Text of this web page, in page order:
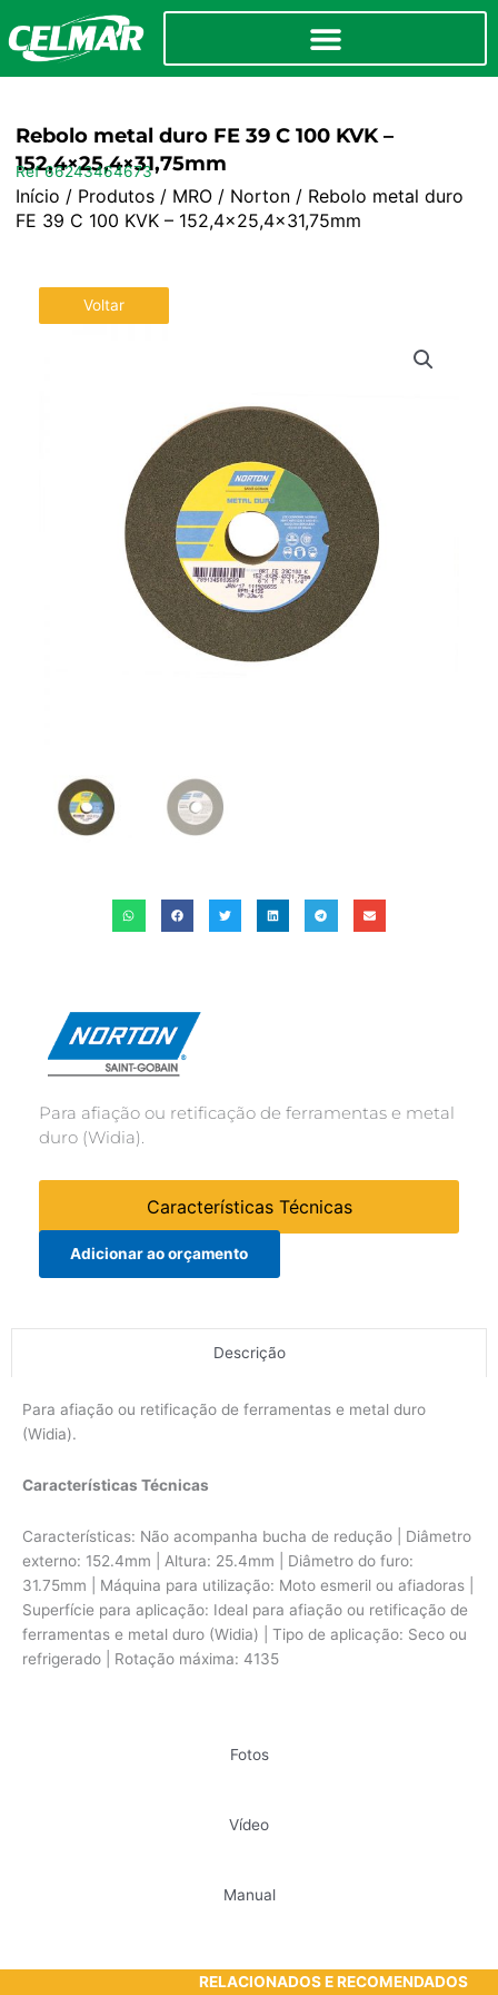
Rebolo metal duro FE 39 C 100 KVK –
152,4×25,4×31,75mm
Ref 66243464673
Início / Produtos/ MRO/ Norton/ Rebolo metal duro
FE 39 C 100 KVK – 152,4×25,4×31,75mm
Voltar
Para afiação ou retificação de ferramentas e metal
duro (Widia).
Características Técnicas
Adicionar ao orçamento
Descrição
Fotos
Vídeo
Manual
Para afiação ou retificação de ferramentas e metal duro
(Widia).
Características Técnicas
Características: Não acompanha bucha de redução | Diâmetro
externo: 152.4mm | Altura: 25.4mm | Diâmetro do furo:
31.75mm | Máquina para utilização: Moto esmeril ou afiadoras |
Superfície para aplicação: Ideal para afiação ou retificação de
ferramentas e metal duro (Widia) | Tipo de aplicação: Seco ou
refrigerado | Rotação máxima: 4135
RELACIONADOS E RECOMENDADOS